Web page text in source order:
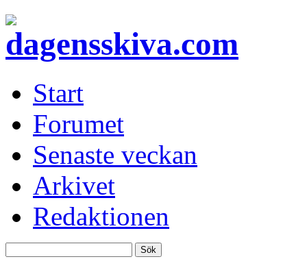
Start
Forumet
Senaste veckan
Arkivet
Redaktionen